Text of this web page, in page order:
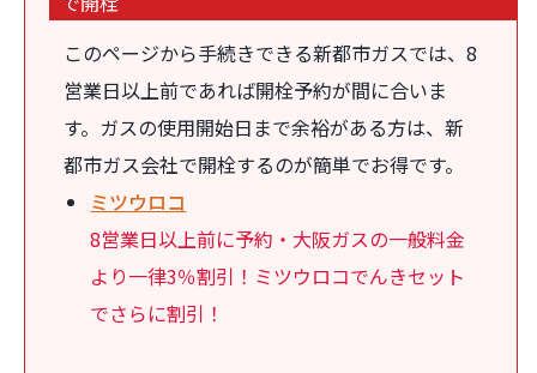
このページから手続きできる新都市ガスでは、8
営業日以上前であれば開栓予約が間に合いま
す。ガスの使用開始日まで余裕がある方は、新
都市ガス会社で開栓するのが簡単でお得です。
ミツウロコ
8営業日以上前に予約・大阪ガスの一般料金
より一律3％割引！ミツウロコでんきセット
でさらに割引！